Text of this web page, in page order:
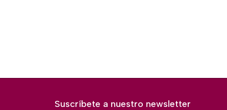
Suscríbete a nuestro newsletter